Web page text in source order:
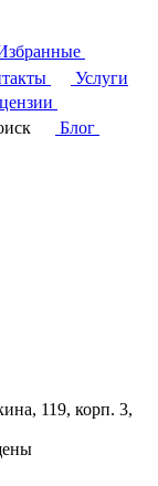
Услуги
Блог
119, корп. 3,